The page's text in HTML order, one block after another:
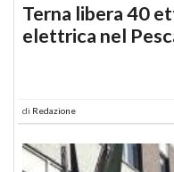
Terna libera 40
elettrica nel
di Redazione